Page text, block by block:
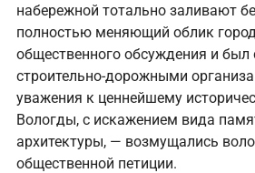
набережной тотально заливают
полностью меняющий облик
общественного обсуждения и был
строительно-дорожными
уважения к ценнейшему
Вологды, с искажением вида
архитектуры, — возмущались
общественной петиции.